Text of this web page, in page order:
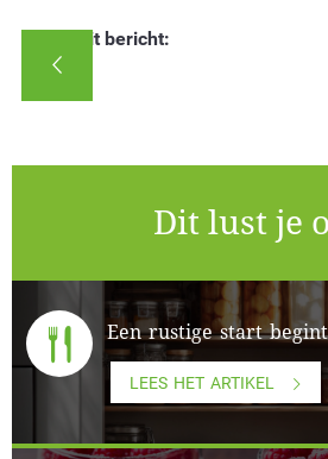
Deel dit bericht:
Dit lust je
Een rustige start
LEES HET ARTIKEL